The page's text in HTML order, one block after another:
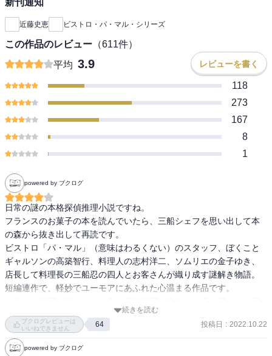
新刊通知
近藤史恵 ビストロ・パ・マル・シリーズ
この作品のレビュー （611件）
平均 3.9 レビューを書く
118
273
167
8
1
powered by ブクログ
日常の謎の本格探偵推理小説ですね。
フランスのお菓子の本を読んでいたら、三船シェフを思い出して本
の森から抜き出して再読です。
ビストロ「パ・マル」（意味はわるくない）のスタッフ、ぼくこと
ギャルソンの高築智行、料理人の志村洋二、ソムリエの金子ゆき、
店長して料理長の三船忍の四人とお客さんが織り成す謎解き物語。
短編連作で、軽妙でユーモアにあふれた心温まる作品です。
しみやすい店作りと、お客さんと楽しむ時間を大切にする雰囲気を
持ったちょっと小粋な店内で起きる出来事の物語。
出てくる料理にも興味はつきません。
続きを読む
ブクログレビューは
いいねできません
64 投稿日 : 2022.10.22
powered by ブクログ